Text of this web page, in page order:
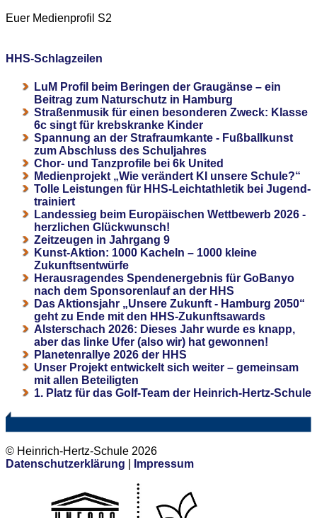
Euer Medienprofil S2
HHS-Schlagzeilen
LuM Profil beim Beringen der Graugänse – ein
Beitrag zum Naturschutz in Hamburg
Straßenmusik für einen besonderen Zweck: Klasse
6c singt für krebskranke Kinder
Spannung an der Strafraumkante - Fußballkunst
zum Abschluss des Schuljahres
Chor- und Tanzprofile bei 6k United
Medienprojekt „Wie verändert KI unsere Schule?“
Tolle Leistungen für HHS-Leichtathletik bei Jugend-
trainiert
Landessieg beim Europäischen Wettbewerb 2026 -
herzlichen Glückwunsch!
Zeitzeugen in Jahrgang 9
Kunst-Aktion: 1000 Kacheln – 1000 kleine
Zukunftsentwürfe
Herausragendes Spendenergebnis für GoBanyo
nach dem Sponsorenlauf an der HHS
Das Aktionsjahr „Unsere Zukunft - Hamburg 2050“
geht zu Ende mit den HHS-Zukunftsawards
Alsterschach 2026: Dieses Jahr wurde es knapp,
aber das linke Ufer (also wir) hat gewonnen!
Planetenrallye 2026 der HHS
Unser Projekt entwickelt sich weiter – gemeinsam
mit allen Beteiligten
1. Platz für das Golf-Team der Heinrich-Hertz-Schule
© Heinrich-Hertz-Schule 2026
Datenschutzerklärung
Impressum